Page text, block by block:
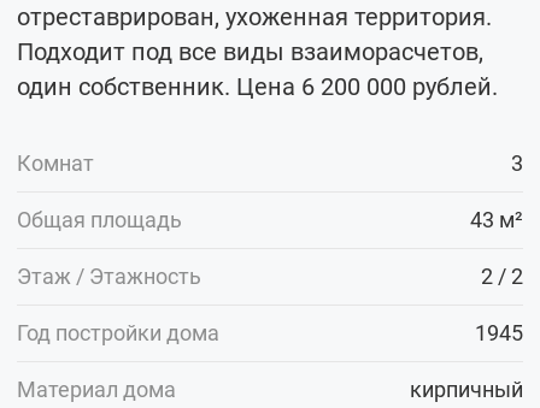
отреставрирован, ухоженная территория.
Подходит под все виды взаиморасчетов,
один собственник. Цена 6 200 000 рублей.
Комнат 3
Общая площадь 43 м²
Этаж / Этажность 2 / 2
Год постройки дома 1945
Материал дома кирпичный